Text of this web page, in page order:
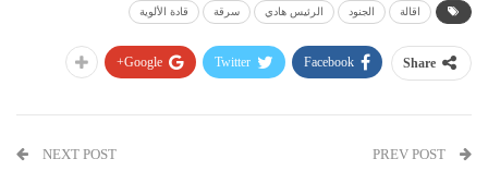
اقالة الجنود الرئيس هادي سرقة قادة الألوية
Share
Facebook
Twitter
Google+
NEXT POST